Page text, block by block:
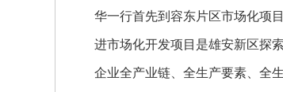
华一行首先到容东片区市场化项
进市场化开发项目是雄安新区探
企业全产业链、全生产要素、全